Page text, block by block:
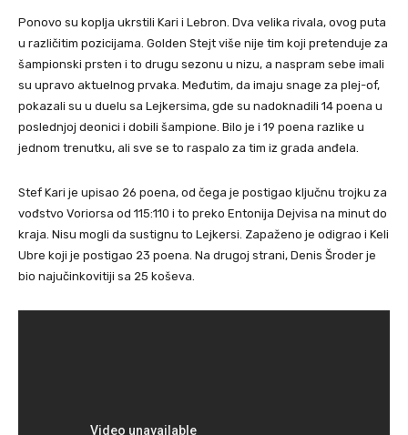
Ponovo su koplja ukrstili Kari i Lebron. Dva velika rivala, ovog puta
u različitim pozicijama. Golden Stejt više nije tim koji pretenduje za
šampionski prsten i to drugu sezonu u nizu, a naspram sebe imali
su upravo aktuelnog prvaka. Međutim, da imaju snage za plej-of,
pokazali su u duelu sa Lejkersima, gde su nadoknadili 14 poena u
poslednjoj deonici i dobili šampione. Bilo je i 19 poena razlike u
jednom trenutku, ali sve se to raspalo za tim iz grada anđela.
Stef Kari je upisao 26 poena, od čega je postigao ključnu trojku za
vođstvo Voriorsa od 115:110 i to preko Entonija Dejvisa na minut do
kraja. Nisu mogli da sustignu to Lejkersi. Zapaženo je odigrao i Keli
Ubre koji je postigao 23 poena. Na drugoj strani, Denis Šroder je
bio najučinkovitiji sa 25 koševa.